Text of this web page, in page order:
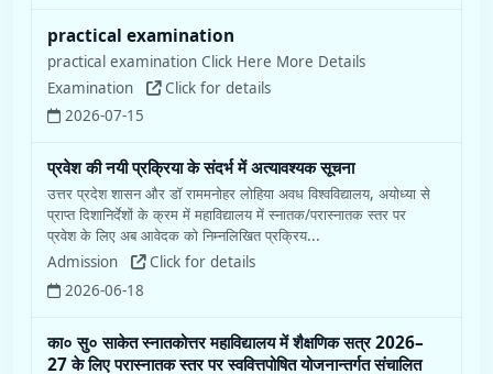
प्रवेश की नयी प्रक्रिया के संदर्भ में अत्यावश्यक सूचना
उत्तर प्रदेश शासन और डॉ राममनोहर लोहिया अवध विश्वविद्यालय, अयोध्या से
प्राप्त दिशानिर्देशों के क्रम में महाविद्यालय में स्नातक/परास्नातक स्तर पर
प्रवेश के लिए अब आवेदक को निम्नलिखित प्रक्रिय...
Admission
Click for details
2026-06-18
का० सु० साकेत स्नातकोत्तर महाविद्यालय में शैक्षणिक सत्र 2026–
27 के लिए परास्नातक स्तर पर स्ववित्तपोषित योजनान्तर्गत संचालित
हो रहे पाठ्यक्रमों के लिए प्रवेश की प्रक्रिया दिनांक 24.06.2026
से प्रारम्भ की जा रही है।
महाविद्यालय में शैक्षणिक सत्र 2026–27 के लिए परास्नातक स्तर पर
स्ववित्तपोषित योजनान्तर्गत संचालित हो रहे पाठ्यक्रमों के लिए ...